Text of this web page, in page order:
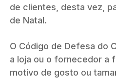
de clientes, desta vez,
de Natal.
O Código de Defesa do
a loja ou o fornecedor a
motivo de gosto ou